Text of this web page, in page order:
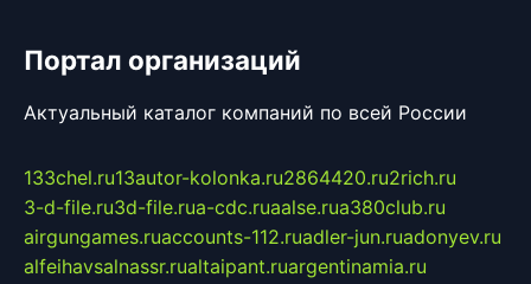
Портал организаций
Актуальный каталог компаний по всей России
133chel.ru13autor-kolonka.ru2864420.ru2rich.ru
3-d-file.ru3d-file.rua-cdc.ruaalse.rua380club.ru
airgungames.ruaccounts-112.ruadler-jun.ruadonyev.ru
alfeihavsalnassr.rualtaipant.ruargentinamia.ru